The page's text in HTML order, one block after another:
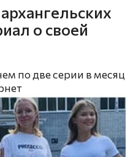
о своей
по две серии в месяц